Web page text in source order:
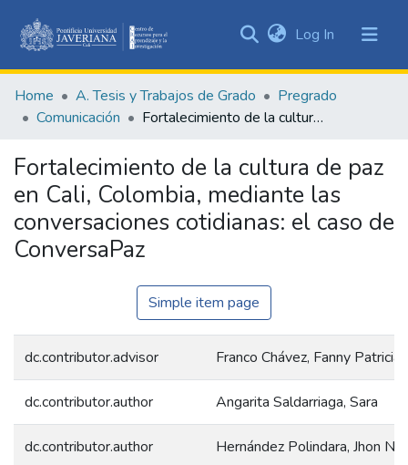
&
Collections
Statistics
Log In (current)
Home A. Tesis y Trabajos de Grado
Pregrado
Comunicación
Fortalecimiento de la cultura de paz en Cali, Colombia, mediante las conversaciones cotidianas: el caso de ConversaPaz
Fortalecimiento de la cultura de paz
en Cali, Colombia, mediante las
conversaciones cotidianas: el caso de
ConversaPaz
Simple item page
dc.contributor.advisor Franco Chávez, Fanny Patricia
dc.contributor.author Angarita Saldarriaga, Sara
dc.contributor.author Hernández Polindara, Jhon